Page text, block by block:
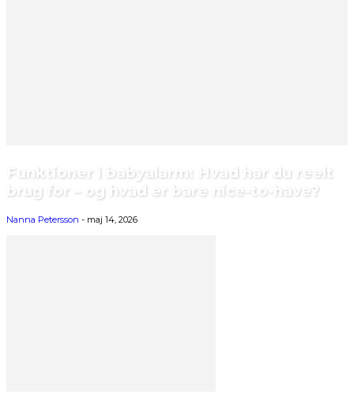
Funktioner i babyalarm: Hvad har du reelt
brug for – og hvad er bare nice-to-have?
Nanna Petersson - maj 14, 2026